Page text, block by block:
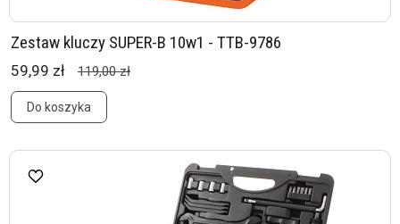
Zestaw kluczy SUPER-B 10w1 - TTB-9786
59,99 zł 119,00 zł
Do koszyka